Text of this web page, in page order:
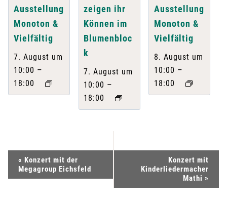
Ausstellung
Monoton &
Vielfältig
7. August um
10:00 –
18:00
zeigen ihr
Können im
Blumenbloc
k
7. August um
10:00 –
18:00
Ausstellung
Monoton &
Vielfältig
8. August um
10:00 –
18:00
e
« Konzert mit der
Megagroup Eichsfeld
Konzert mit
Kinderliedermacher
Mathi »